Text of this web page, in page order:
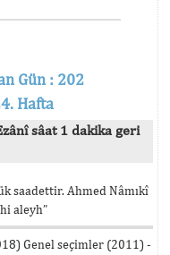
Gün : 202
Hafta
sâat 1 dakika geri
saadettir. Ahmed Nâmıkî
aleyh”
Genel seçimler (2011) -